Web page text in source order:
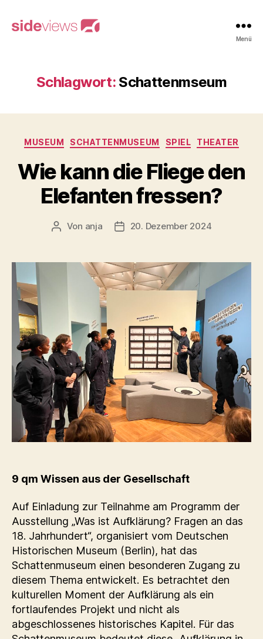
Menü
Schlagwort: Schattenmseum
Kategorien
MUSEUM SCHATTENMUSEUM SPIEL THEATER
Wie kann die Fliege den
Elefanten fressen?
Beitragsautor
Von anja Beitragsdatum
20. Dezember 2024
9 qm Wissen aus der Gesellschaft
Auf Einladung zur Teilnahme am Programm der
Ausstellung „Was ist Aufklärung? Fragen an das
18. Jahrhundert“, organisiert vom Deutschen
Historischen Museum (Berlin), hat das
Schattenmuseum einen besonderen Zugang zu
diesem Thema entwickelt. Es betrachtet den
kulturellen Moment der Aufklärung als ein
fortlaufendes Projekt und nicht als
abgeschlossenes historisches Kapitel. Für das